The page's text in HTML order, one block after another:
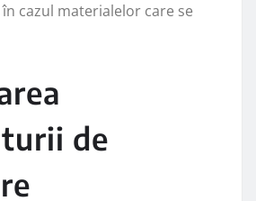
cazul materialelor care se
de